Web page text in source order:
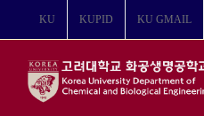
KU KUPID KU GMAIL